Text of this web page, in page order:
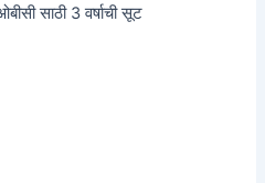
साठी 3 वर्षाची सूट